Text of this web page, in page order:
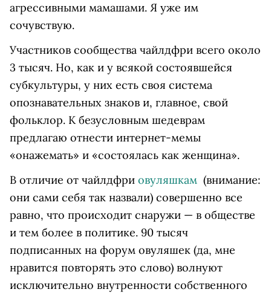
агрессивными мамашами. Я уже им
сочувствую.
Участников сообщества чайлдфри всего около
3 тысяч. Но, как и у всякой состоявшейся
субкультуры, у них есть своя система
опознавательных знаков и, главное, свой
фольклор. К безусловным шедеврам
предлагаю отнести интернет-мемы
«онажемать» и «состоялась как женщина».
В отличие от чайлдфри овуляшкам (внимание:
они сами себя так назвали) совершенно все
равно, что происходит снаружи — в обществе
и тем более в политике. 90 тысяч
подписанных на форум овуляшек (да, мне
нравится повторять это слово) волнуют
исключительно внутренности собственного